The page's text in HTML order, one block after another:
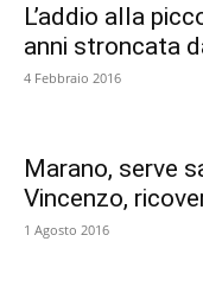
L’addio alla
anni stroncata
4 Febbraio 2016
Marano, serve
Vincenzo,
1 Agosto 2016